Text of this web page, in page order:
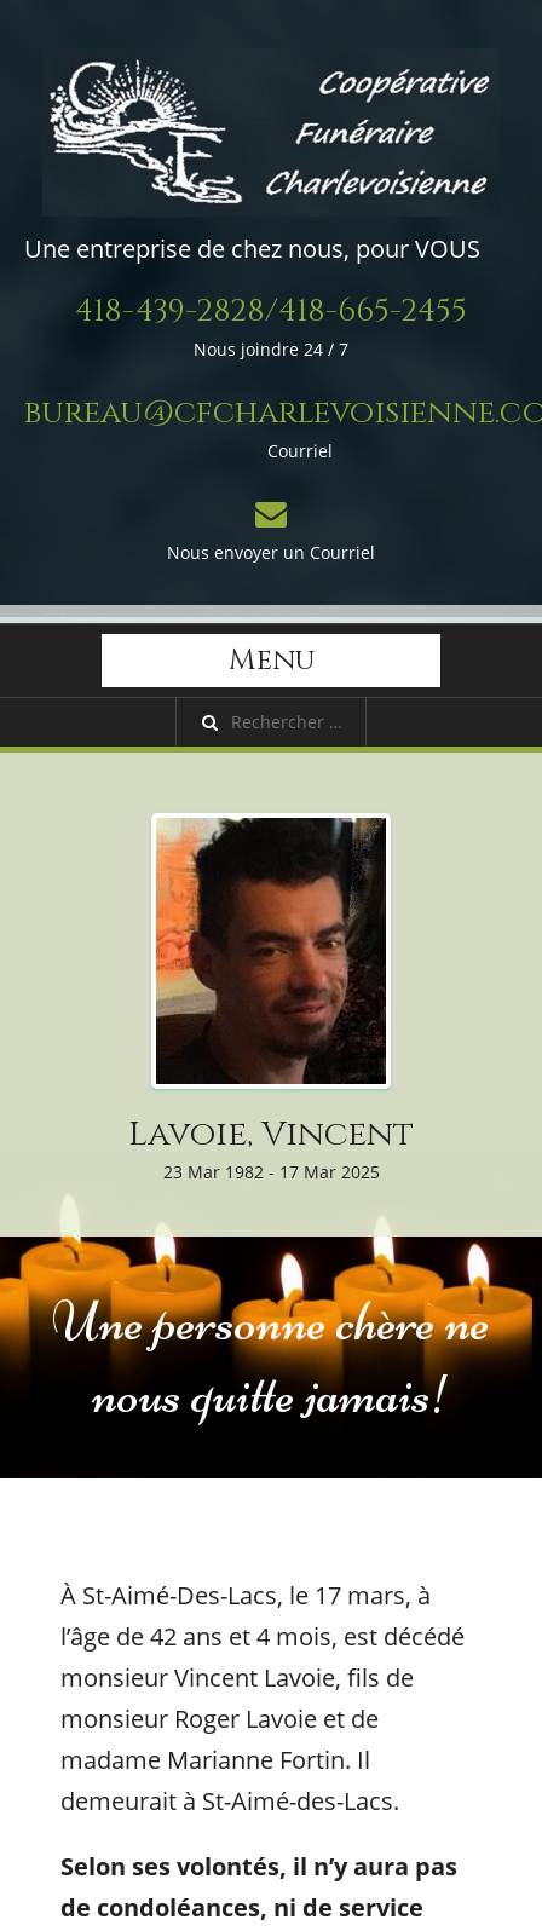
Une entreprise de chez nous, pour VOUS
418-439-2828/418-665-2455
Nous joindre 24 / 7
Courriel
Nous envoyer un Courriel
Menu
Lavoie, Vincent
23 Mar 1982 - 17 Mar 2025
Une personne chère ne
nous quitte jamais!
À St-Aimé-Des-Lacs, le 17 mars, à
l’âge de 42 ans et 4 mois, est décédé
monsieur Vincent Lavoie, fils de
monsieur Roger Lavoie et de
madame Marianne Fortin. Il
demeurait à St-Aimé-des-Lacs.
Selon ses volontés, il n’y aura pas
de condoléances, ni de service